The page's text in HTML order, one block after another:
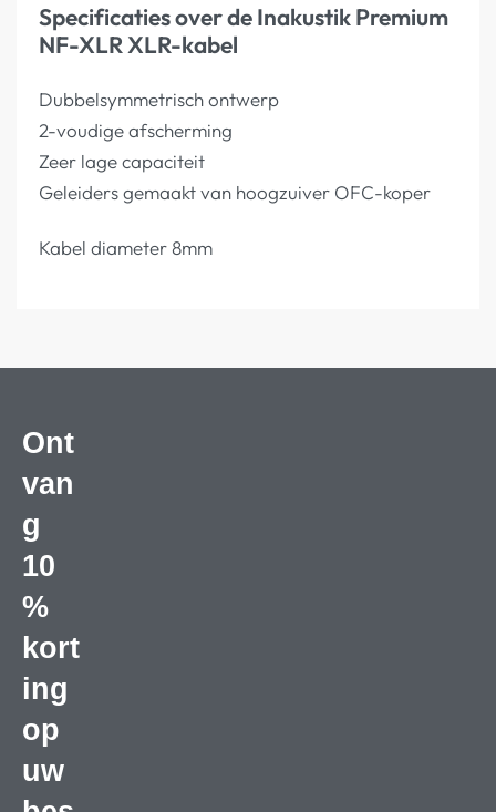
Specificaties over de Inakustik Premium
NF-XLR XLR-kabel
Dubbelsymmetrisch ontwerp
2-voudige afscherming
Zeer lage capaciteit
Geleiders gemaakt van hoogzuiver OFC-koper
Kabel diameter 8mm
Ont
van
g
10
%
kort
ing
op
uw